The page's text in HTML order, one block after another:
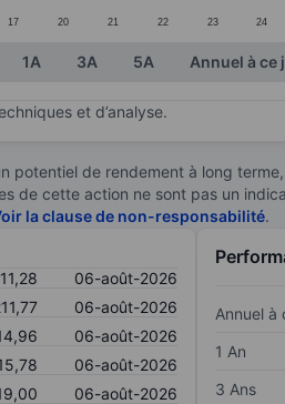
17 20 21 22 23 24
1A 3A 5A Annuel à ce
et d’analyse.
potentiel de rendement à long
de cette action ne sont pas un
la clause de non-responsabilité.
06-août-2026
06-août-2026
06-août-2026
06-août-2026
06-août-2026
Annuel à
1 An
3 Ans